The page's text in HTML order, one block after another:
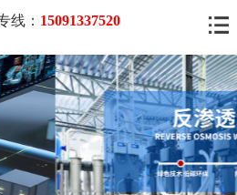
线： 15091337520